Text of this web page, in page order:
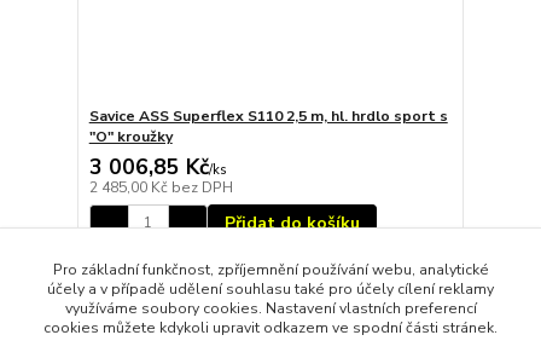
Savice ASS Superflex S110 2,5 m, hl. hrdlo sport s
"O" kroužky
3 006,85 Kč/ks
2 485,00 Kč bez DPH
Přidat do košíku
strana z 1
Pro základní funkčnost, zpříjemnění používání webu, analytické
účely a v případě udělení souhlasu také pro účely cílení reklamy
využíváme soubory cookies. Nastavení vlastních preferencí
cookies můžete kdykoli upravit odkazem ve spodní části stránek.